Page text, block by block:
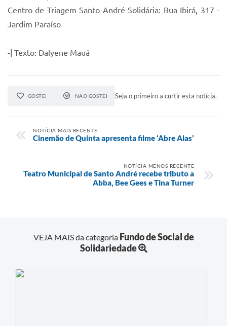
Centro de Triagem Santo André Solidária: Rua Ibirá, 317 -
Jardim Paraíso
-| Texto: Dalyene Mauá
GOSTEI NÃO GOSTEI Seja o primeiro a curtir esta notícia.
NOTÍCIA MAIS RECENTE
Cinemão de Quinta apresenta filme ‘Abre Alas’
NOTÍCIA MENOS RECENTE
Teatro Municipal de Santo André recebe tributo a
Abba, Bee Gees e Tina Turner
VEJA MAIS da categoria Fundo de Social de
Solidariedade